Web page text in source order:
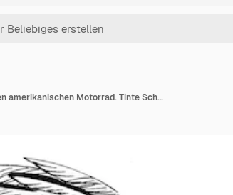
Geflügelter Mann auf einem klassischen amerikanischen Motorrad. Tinte Schwarz-Weiß-Zeichnung